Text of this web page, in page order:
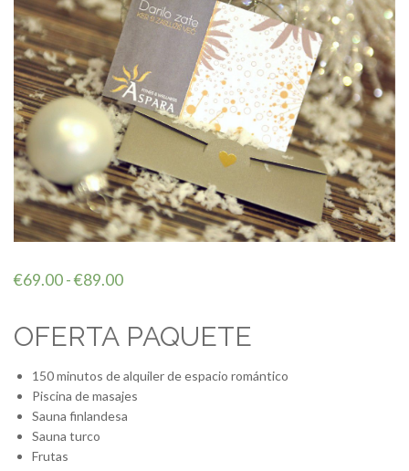
€69.00-€89.00
OFERTA PAQUETE
150 minutos de alquiler de espacio romántico
Piscina de masajes
Sauna finlandesa
Sauna turco
Frutas